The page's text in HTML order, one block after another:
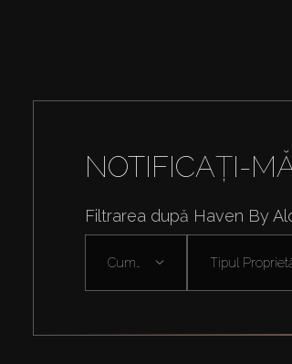
NOTIFICAȚI-
Filtrarea după Haven By
Tipul Proprietă